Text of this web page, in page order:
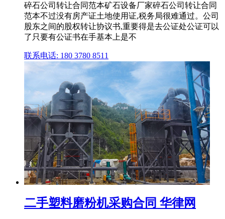
碎石公司转让合同范本矿石设备厂家碎石公司转让合同
范本不过没有房产证土地使用证,税务局很难通过。公司
股东之间的股权转让协议书,重要得是去公证处公证可以
了只要有公证书在手基本上是不
联系电话: 180 3780 8511
二手塑料磨粉机采购合同 华律网